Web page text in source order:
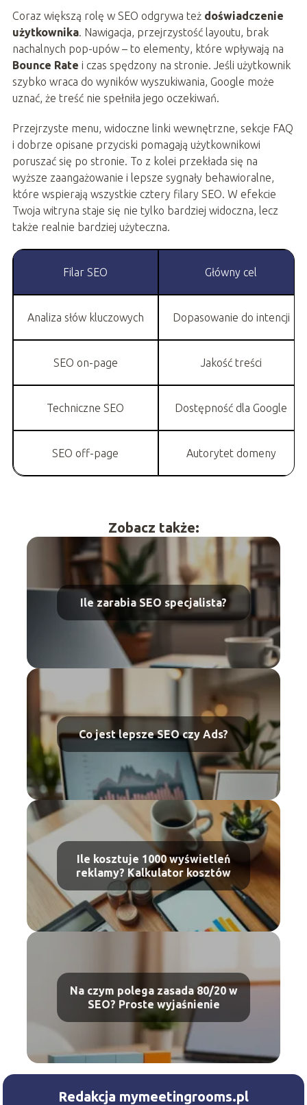
Coraz większą rolę w SEO odgrywa też doświadczenie
użytkownika. Nawigacja, przejrzystość layoutu, brak
nachalnych pop-upów – to elementy, które wpływają na
Bounce Rate i czas spędzony na stronie. Jeśli użytkownik
szybko wraca do wyników wyszukiwania, Google może
uznać, że treść nie spełniła jego oczekiwań.
Przejrzyste menu, widoczne linki wewnętrzne, sekcje FAQ
i dobrze opisane przyciski pomagają użytkownikowi
poruszać się po stronie. To z kolei przekłada się na
wyższe zaangażowanie i lepsze sygnały behawioralne,
które wspierają wszystkie cztery filary SEO. W efekcie
Twoja witryna staje się nie tylko bardziej widoczna, lecz
także realnie bardziej użyteczna.
Filar SEO Główny cel
Analiza słów kluczowych Dopasowanie do intencji
SEO on-page Jakość treści
Techniczne SEO Dostępność dla Google
SEO off-page Autorytet domeny
Zobacz także:
Ile zarabia SEO specjalista?
Co jest lepsze SEO czy Ads?
Ile kosztuje 1000 wyświetleń
reklamy? Kalkulator kosztów
Na czym polega zasada 80/20 w
SEO? Proste wyjaśnienie
Redakcja mymeetingrooms.pl